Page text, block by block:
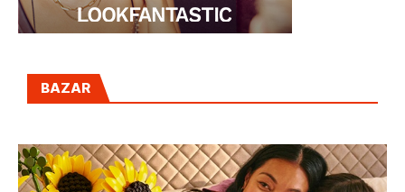
BAZAR